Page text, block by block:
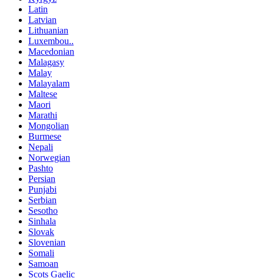
Latin
Latvian
Lithuanian
Luxembou..
Macedonian
Malagasy
Malay
Malayalam
Maltese
Maori
Marathi
Mongolian
Burmese
Nepali
Norwegian
Pashto
Persian
Punjabi
Serbian
Sesotho
Sinhala
Slovak
Slovenian
Somali
Samoan
Scots Gaelic